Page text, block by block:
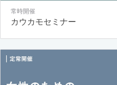
常時開催
カウカモセミナー